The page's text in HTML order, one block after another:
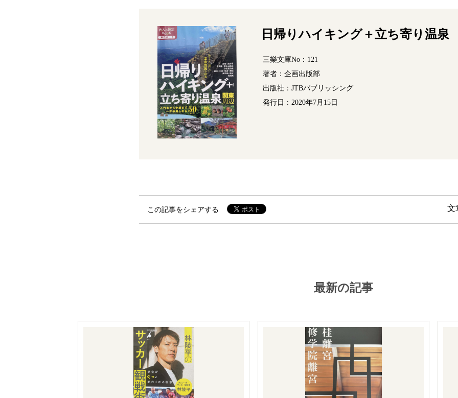
日帰りハイキング＋立ち寄り温
三樂文庫No：121
著者：企画出版部
出版社：JTBパブリッシング
発行日：2020年7月15日
この記事をシェアする 文
最新の記事